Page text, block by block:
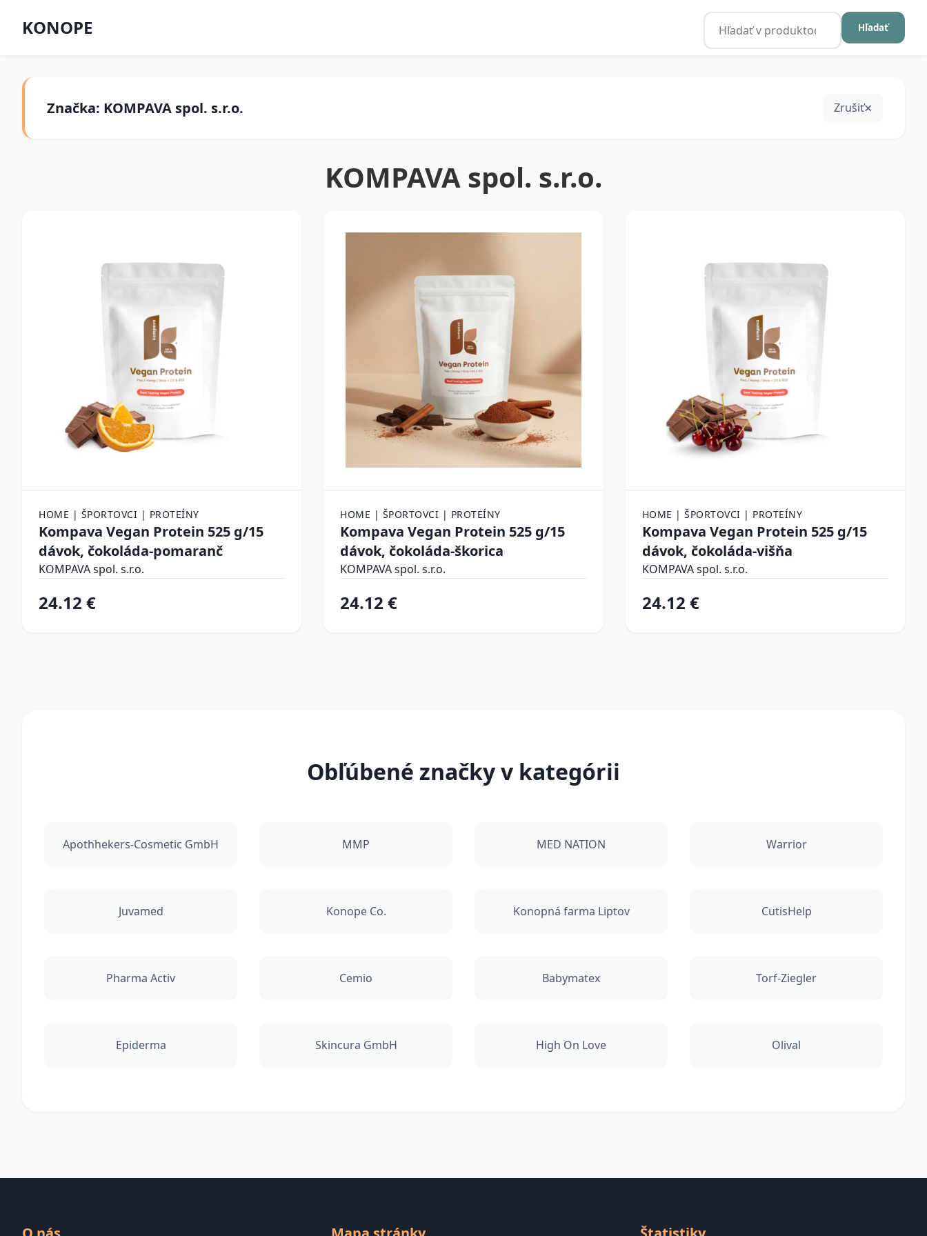
KONOPE Hľadať
Značka: KOMPAVA spol. s.r.o. Zrušiť
KOMPAVA spol. s.r.o.
HOME | ŠPORTOVCI | PROTEÍNY
Kompava Vegan Protein 525 g/15
dávok, čokoláda-pomaranč
KOMPAVA spol. s.r.o.
24.12 €
HOME | ŠPORTOVCI | PROTEÍNY
Kompava Vegan Protein 525 g/15
dávok, čokoláda-škorica
KOMPAVA spol. s.r.o.
24.12 €
HOME | ŠPORTOVCI | PROTEÍNY
Kompava Vegan Protein 525 g/15
dávok, čokoláda-višňa
KOMPAVA spol. s.r.o.
24.12 €
Obľúbené značky v kategórii
Apothhekers-Cosmetic GmbH MMP MED NATION Warrior
Juvamed Konope Co. Konopná farma Liptov CutisHelp
Pharma Activ Cemio Babymatex Torf-Ziegler
Epiderma Skincura GmbH High On Love Olival